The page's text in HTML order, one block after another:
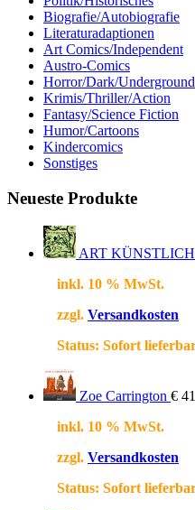
Biografie/Autobiografie
Literaturadaptionen
Art Comics/Independent
Austro-Comics
Horror/Dark/Underground
Krimis/Thriller/Action
Fantasy/Science Fiction
Humor/Cartoons
Kindercomics
Sonstiges
Neueste Produkte
ART
inkl. 10 % MwSt.
zzgl. Versandkosten
Status: Sofort
Zoe Carrington €
inkl. 10 % MwSt.
zzgl. Versandkosten
Status: Sofort